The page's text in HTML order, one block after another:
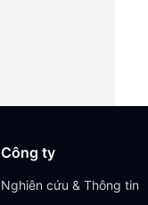
Công ty
Nghiên cứu & Thông tin